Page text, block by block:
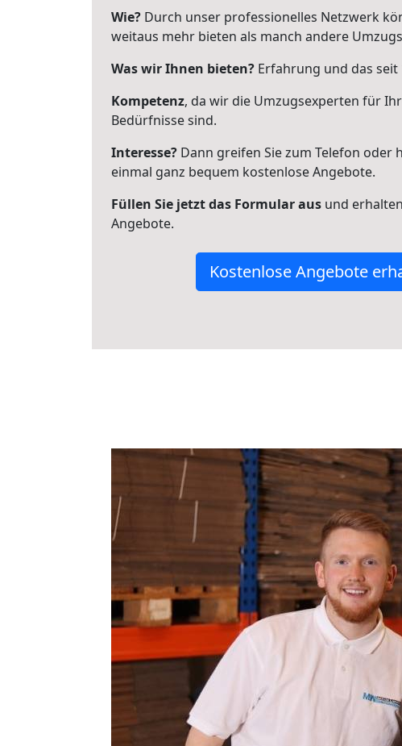
Wie? Durch unser professionelles Netzwerk
weitaus mehr bieten als manch andere
Was wir Ihnen bieten? Erfahrung und das seit
Kompetenz, da wir die Umzugsexperten für
Bedürfnisse sind.
Interesse? Dann greifen Sie zum Telefon oder
einmal ganz bequem kostenlose Angebote.
Füllen Sie jetzt das Formular aus und
Angebote.
Kostenlose Angebote